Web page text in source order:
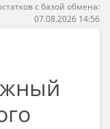
с базой обмена:
07.08.2026 14:56